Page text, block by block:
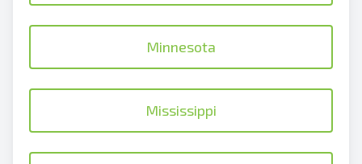
Minnesota
Mississippi